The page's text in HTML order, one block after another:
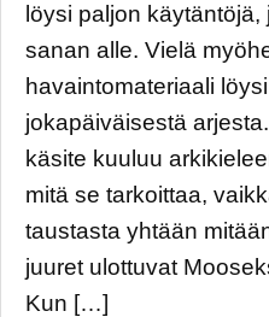
löysi paljon
sanan alle. Vielä
havaintomateriaali
jokapäiväisestä
käsite kuuluu
mitä se tarkoittaa,
taustasta yhtään
juuret ulottuvat
Kun […]